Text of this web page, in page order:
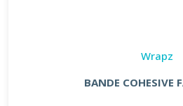
Wrapz
BANDE COHESIVE